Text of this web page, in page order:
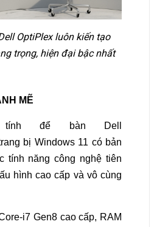
OptiPlex luôn kiến tạo
trọng, hiện đại bậc nhất
MẼ
để bàn Dell
bị Windows 11 có bản
tính năng công nghệ tiên
hình cao cấp và vô cùng
i7 Gen8 cao cấp, RAM